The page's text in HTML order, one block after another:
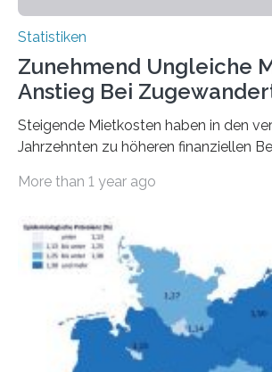
Statistiken
Zunehmend Ungleiche
Anstieg Bei
Steigende Mietkosten haben in den
Jahrzehnten zu höheren finanziellen
Bundesinstitut für
gesamten Einkommen zwischen 1990
unterschiedliche Einkommensgruppen
Deutschland geborene Menschen und
verändert hat. Das Ergebnis: Während
hohen Einkommen (oberstes Quintil
Nettoäquivalenzeinkommen) nur
Anstieg des Mietanteils am
More than 1 year ago